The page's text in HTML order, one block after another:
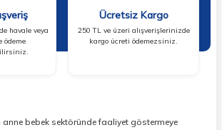
havale veya
ödeme
Ücretsiz Kargo
250 TL ve üzeri alışverişlerinizde
kargo ücreti ödemezsiniz.
anne bebek sektöründe faaliyet göstermeye